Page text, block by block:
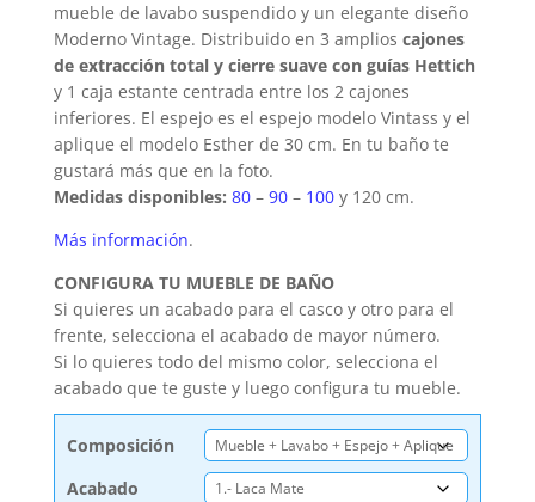
mueble de lavabo suspendido y un elegante diseño
Moderno Vintage. Distribuido en 3 amplios cajones
de extracción total y cierre suave con guías Hettich
y 1 caja estante centrada entre los 2 cajones
inferiores. El espejo es el espejo modelo Vintass y el
aplique el modelo Esther de 30 cm. En tu baño te
gustará más que en la foto.
Medidas disponibles: 80– 90– 100y 120 cm.
Más información.
CONFIGURA TU MUEBLE DE BAÑO
Si quieres un acabado para el casco y otro para el
frente, selecciona el acabado de mayor número.
Si lo quieres todo del mismo color, selecciona el
acabado que te guste y luego configura tu mueble.
Composición
Acabado